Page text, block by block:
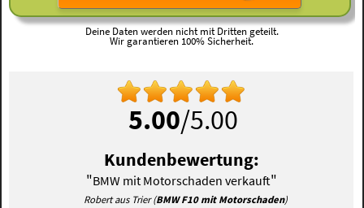
Deine Daten werden nicht mit Dritten geteilt.
Wir garantieren 100% Sicherheit.
5.00/5.00
Kundenbewertung:
"BMW mit Motorschaden verkauft"
Robert aus Trier (BMW F10 mit Motorschaden)